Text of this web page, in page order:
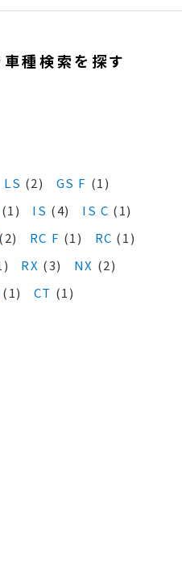
種検索を探す
LS (2) GS F (1)
(1) IS (4) IS C (1)
(2) RC F (1) RC (1)
RX (3) NX (2)
(1) CT (1)